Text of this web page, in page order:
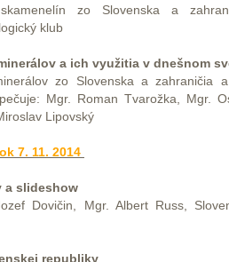
zo Slovenska a
klub
a ich využitia v dnešnom
zo Slovenska a zahraničia
Mgr. Roman Tvarožka, Mgr.
Lipovský
7. 11. 2014
a slideshow
Dovičin, Mgr. Albert Russ,
republiky